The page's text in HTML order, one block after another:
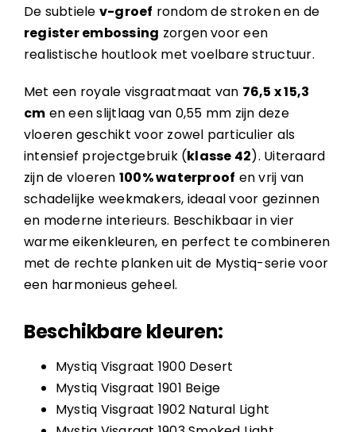
De subtiele v-groef rondom de stroken en de
register embossing zorgen voor een
realistische houtlook met voelbare structuur.
Met een royale visgraatmaat van 76,5 x 15,3
cm en een slijtlaag van 0,55 mm zijn deze
vloeren geschikt voor zowel particulier als
intensief projectgebruik (klasse 42). Uiteraard
zijn de vloeren 100% waterproof en vrij van
schadelijke weekmakers, ideaal voor gezinnen
en moderne interieurs. Beschikbaar in vier
warme eikenkleuren, en perfect te combineren
met de rechte planken uit de Mystiq-serie voor
een harmonieus geheel.
Beschikbare kleuren:
Mystiq Visgraat 1900 Desert
Mystiq Visgraat 1901 Beige
Mystiq Visgraat 1902 Natural Light